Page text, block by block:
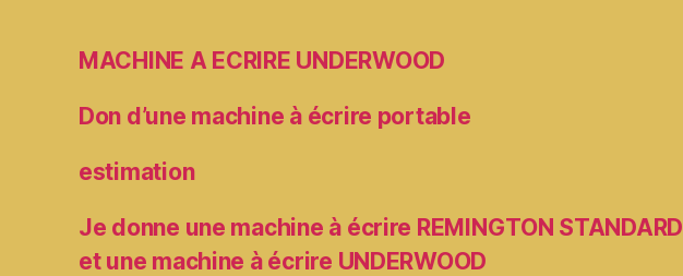
MACHINE A ECRIRE UNDERWOOD
Don d’une machine à écrire portable
estimation
Je donne une machine à écrire REMINGTON STANDARD
et une machine à écrire UNDERWOOD